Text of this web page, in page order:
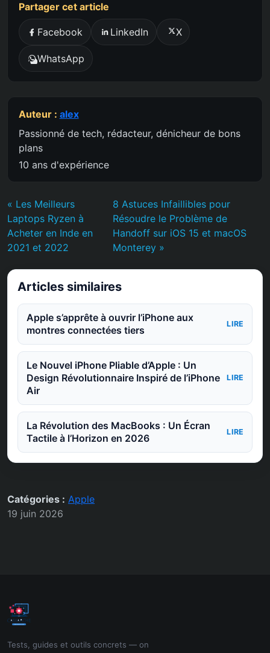
Partager cet article
Facebook LinkedIn X
WhatsApp
Auteur : alex
Passionné de tech, rédacteur, dénicheur de bons
plans
10 ans d'expérience
« Les Meilleurs
Laptops Ryzen à
Acheter en Inde en
2021 et 2022
8 Astuces Infaillibles pour
Résoudre le Problème de
Handoff sur iOS 15 et macOS
Monterey »
Articles similaires
Apple s’apprête à ouvrir l’iPhone aux
montres connectées tiers
LIRE
Le Nouvel iPhone Pliable d’Apple : Un
Design Révolutionnaire Inspiré de l’iPhone
Air
LIRE
La Révolution des MacBooks : Un Écran
Tactile à l’Horizon en 2026
LIRE
Catégories : Apple
19 juin 2026
Tests, guides et outils concrets — on